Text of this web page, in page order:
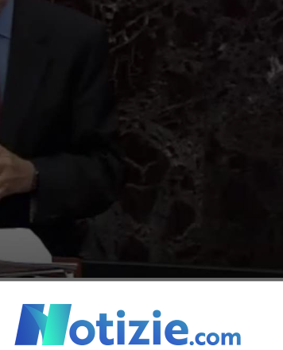
in campo per difendere